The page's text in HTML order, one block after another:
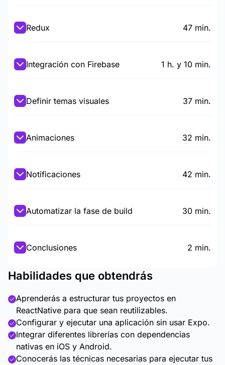
Redux 47 min.
Integración con Firebase 1 h. y 10 min.
Definir temas visuales 37 min.
Animaciones 32 min.
Notificaciones 42 min.
Automatizar la fase de build 30 min.
Conclusiones 2 min.
Habilidades que obtendrás
Aprenderás a estructurar tus proyectos en
ReactNative para que sean reutilizables.
Configurar y ejecutar una aplicación sin usar Expo.
Integrar diferentes librerías con dependencias
nativas en iOS y Android.
Conocerás las técnicas necesarias para ejecutar tus